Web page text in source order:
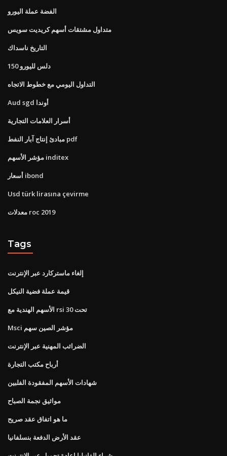
الفضة عملة اليورو
متداول مشتقات أسهم كريديت سويس
التاريخ ناسداك
150 دلس لليورو
التداول اليومي مع خطوط الاتجاه
Aud sgd أوندا
أسرار العلامات التجارية
مبادئ إنتاج آبار النفط pdf
مؤشر الأسهم inditex
أسعار ibond
Usd türk lirasına çevirme
معدلات roc 2019
Tags
إلغاء ماستركارد عبر الإنترنت
قيمة عملة فضية النيكل
الأسهم الهندية مع rsi تحت 30
Msci مؤشر الصين سهم
الضرائب المهنية عبر الإنترنت
أرباح مكتب التجارة
شهادات الأسهم المفقودة الفلبين
مواثيق نجمة الصباح
ما هو اتفاق عقد صريح
عقد الأرض الدفعة بنسلفانيا